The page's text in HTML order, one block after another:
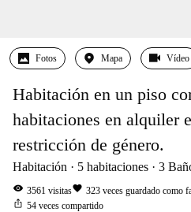
Fotos Mapa Vídeo
Habitación en un piso
habitaciones en alquiler
restricción de género.
Habitación 5 habitaciones 3
visibility 3561 visitasfavorite 323 veces guardado como
ios_share 54 veces compartido